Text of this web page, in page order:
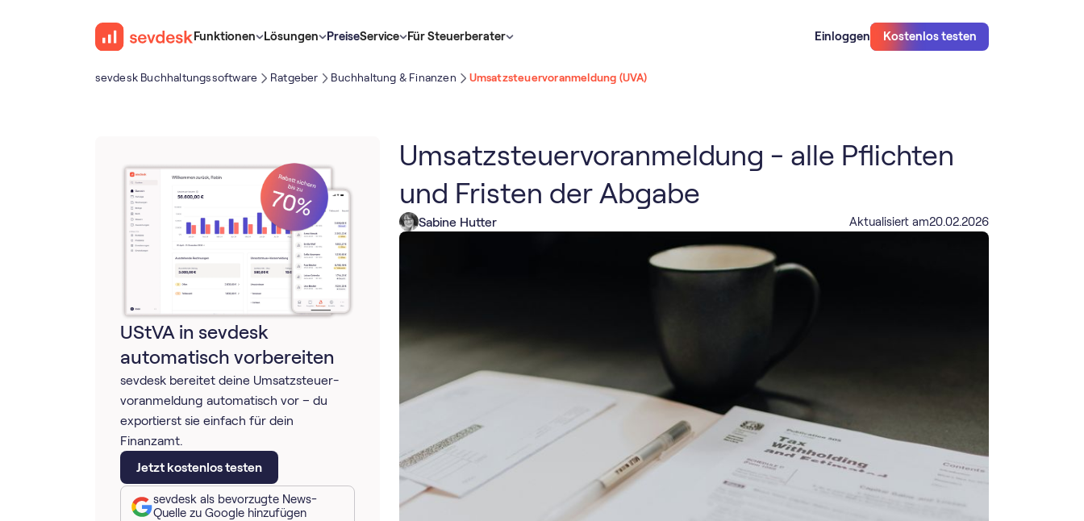
Funktionen Lösungen PreiseService Für Steuerberater Einloggen Kostenlos testen
sevdesk Buch­haltungs­software Ratgeber Buchhaltung & Finanzen Umsatz­steuer­voranmeldung (UVA)
UStVA in sevdesk
automatisch vorbereiten
sevdesk bereitet deine Umsatz­steuer­
voranmeldung automatisch vor – du
exportierst sie einfach für dein
Finanzamt.
Jetzt kostenlos testen
sevdesk als bevorzugte News-
Quelle zu Google hinzufügen
Umsatz­steuer­voranmeldung - alle Pflichten
und Fristen der Abgabe
Sabine Hutter Aktualisiert am20.02.2026